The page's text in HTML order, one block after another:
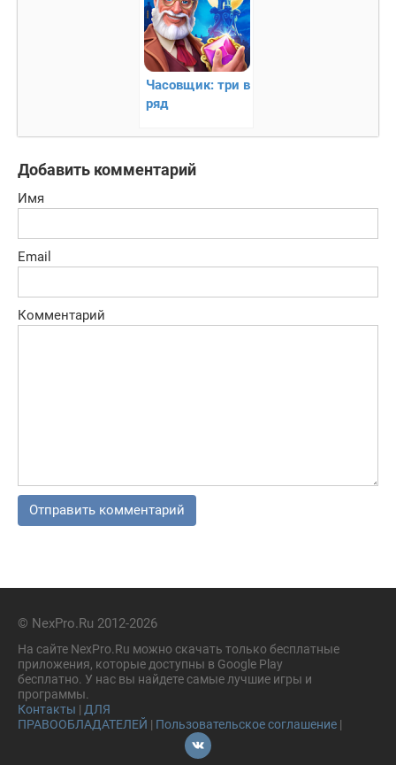
Часовщик: три в
ряд
Добавить комментарий
Имя
Email
Комментарий
© NexPro.Ru 2012-2026
На сайте NexPro.Ru можно скачать только бесплатные
приложения, которые доступны в Google Play
бесплатно. У нас вы найдете самые лучшие игры и
программы.
Контакты | ДЛЯ
ПРАВООБЛАДАТЕЛЕЙ | Пользовательское соглашение |